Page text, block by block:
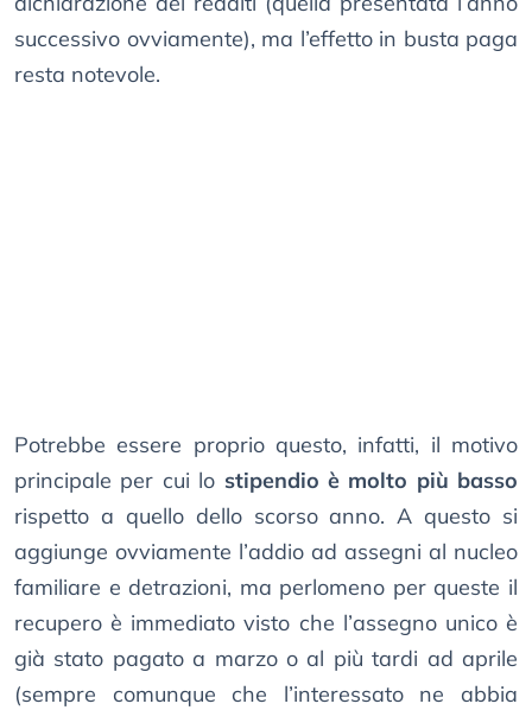
successivo ovviamente), ma l’effetto in busta paga
resta notevole.
Potrebbe essere proprio questo, infatti, il motivo
principale per cui lo stipendio è molto più basso
rispetto a quello dello scorso anno. A questo si
aggiunge ovviamente l’addio ad assegni al nucleo
familiare e detrazioni, ma perlomeno per queste il
recupero è immediato visto che l’assegno unico è
già stato pagato a marzo o al più tardi ad aprile
(sempre comunque che l’interessato ne abbia